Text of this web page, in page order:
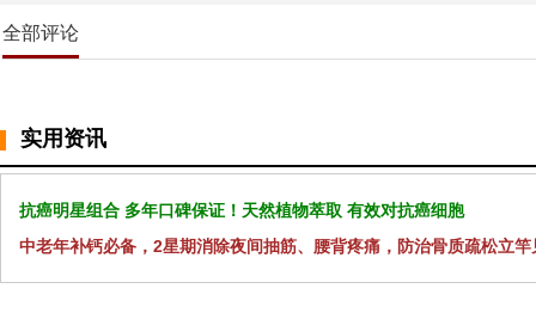
全部评论
实用资讯
抗癌明星组合 多年口碑保证！天然植物萃取 有效对抗癌细胞
中老年补钙必备，2星期消除夜间抽筋、腰背疼痛，防治骨质疏松立竿